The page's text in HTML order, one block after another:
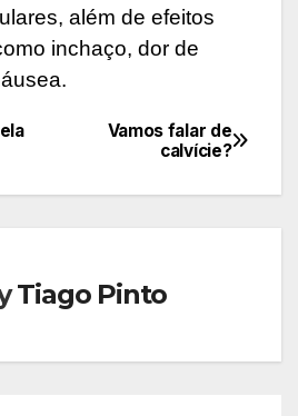
além de efeitos
inchaço, dor de
Vamos falar de
calvície?
Tiago Pinto